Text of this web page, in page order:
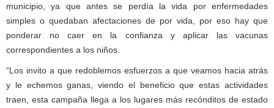
municipio, ya que antes se perdía la vida por enfermedades
simples o quedaban afectaciones de por vida, por eso hay que
ponderar no caer en la confianza y aplicar las vacunas
correspondientes a los niños.
“Los invito a que redoblemos esfuerzos a que veamos hacia atrás
y le echemos ganas, viendo el beneficio que estas actividades
traen, esta campaña llega a los lugares más recónditos de estado